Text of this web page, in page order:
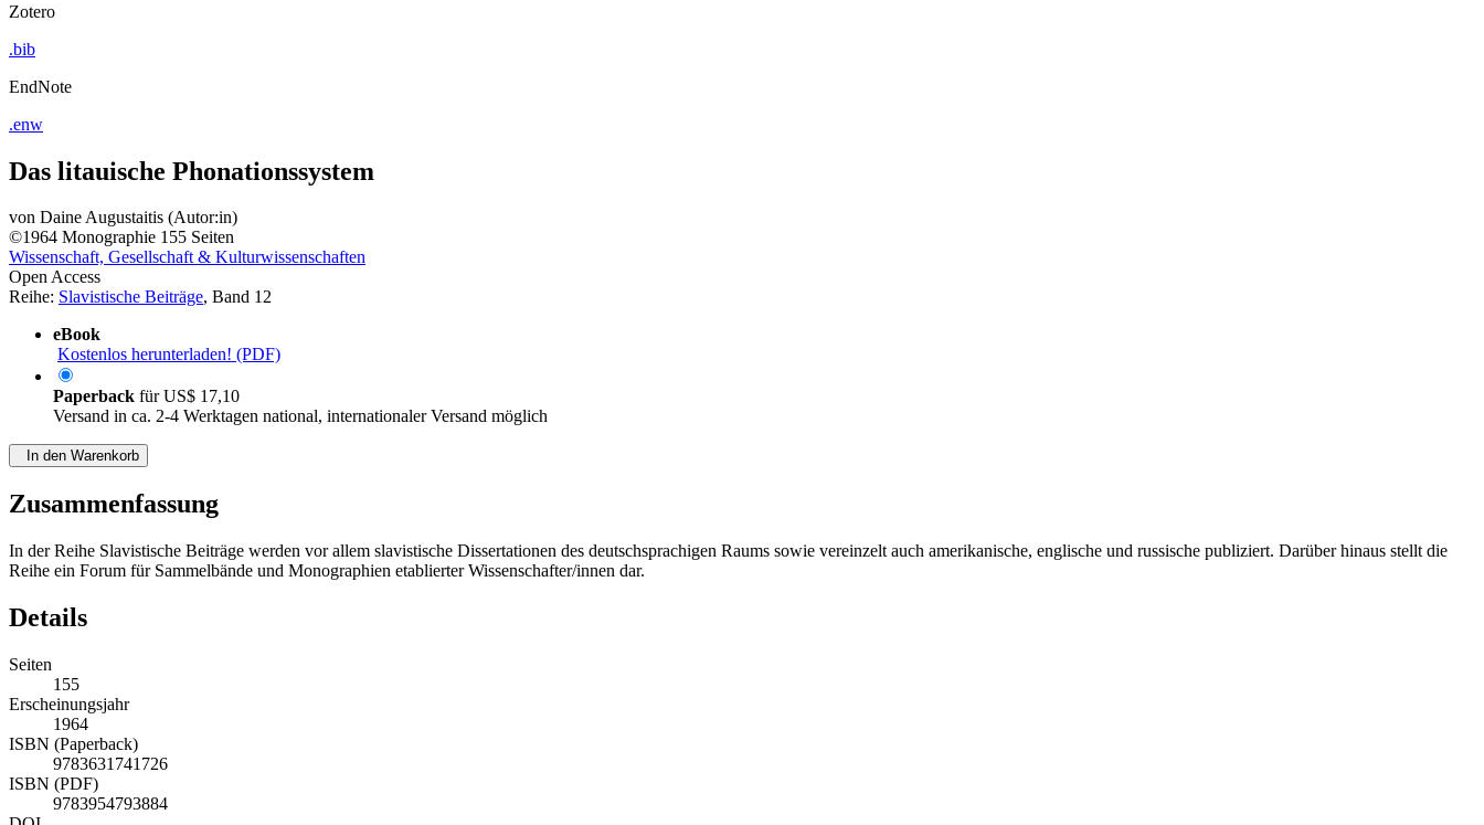
Zotero
.bib
EndNote
.enw
Das litauische Phonationssystem
von Daine Augustaitis (Autor:in)
©1964 Monographie 155 Seiten
Wissenschaft, Gesellschaft & Kulturwissenschaften
Open Access
Reihe: Slavistische Beiträge, Band 12
eBook
Kostenlos herunterladen! (PDF)
Paperback fürUS$ 17,10
Versand in ca. 2-4 Werktagen national, internationaler Versand möglich
In den Warenkorb
Zusammenfassung
In der Reihe Slavistische Beiträge werden vor allem slavistische Dissertationen des deutschsprachigen Raums sowie vereinzelt auch amerikanische, englische und russische publiziert. Darüber hinaus stellt die
Reihe ein Forum für Sammelbände und Monographien etablierter Wissenschafter/innen dar.
Details
Seiten
155
Erscheinungsjahr
1964
ISBN (Paperback)
9783631741726
ISBN (PDF)
9783954793884